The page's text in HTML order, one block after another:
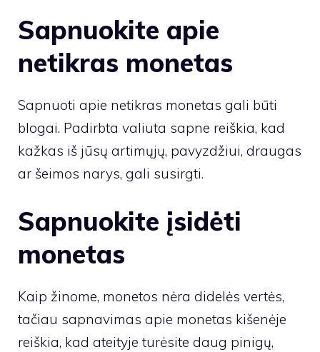
Sapnuokite apie
netikras monetas
Sapnuoti apie netikras monetas gali būti
blogai. Padirbta valiuta sapne reiškia, kad
kažkas iš jūsų artimųjų, pavyzdžiui, draugas
ar šeimos narys, gali susirgti.
Sapnuokite įsidėti
monetas
Kaip žinome, monetos nėra didelės vertės,
tačiau sapnavimas apie monetas kišenėje
reiškia, kad ateityje turėsite daug pinigų,